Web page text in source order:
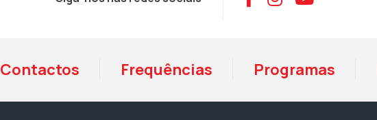
Contactos Frequências Programas